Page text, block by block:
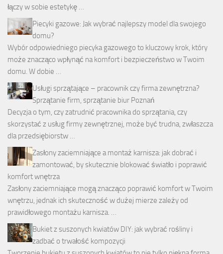
łączy w sobie estetykę …
Piecyki gazowe: Jak wybrać najlepszy model dla swojego
domu?
Wybór odpowiedniego piecyka gazowego to kluczowy krok, który
może znacząco wpłynąć na komfort i bezpieczeństwo w Twoim
domu. W dobie …
Usługi sprzątające – pracownik czy firma zewnętrzna?
Sprzątanie firm, sprzątanie biur Poznań
Decyzja o tym, czy zatrudnić pracownika do sprzątania, czy
skorzystać z usług firmy zewnętrznej, może być trudna, zwłaszcza
dla przedsiębiorstw …
Zasłony zaciemniające a montaż karnisza: jak dobrać i
zamontować, by skutecznie blokować światło i poprawić
komfort wnętrza
Zasłony zaciemniające mogą znacząco poprawić komfort w Twoim
wnętrzu, jednak ich skuteczność w dużej mierze zależy od
prawidłowego montażu karnisza. …
Bukiet z suszonych kwiatów DIY: jak wybrać rośliny i
zadbać o trwałość kompozycji